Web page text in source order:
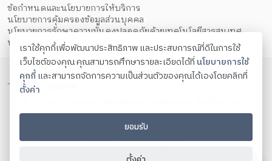
ข้อกำหนดและนโยบายการให้บริการ
นโยบายการคุ้มครองข้อมูลส่วนบุคคล
นโยบายการรักษาความมั่นคงปลอดภัยด้วยเทคโนโลยีสารสนเทศ
นโยบายคุกกี้
ตั้งค่าคุกกี้
วิทยาลัยป้องกันและปราบปรามยาเสพติดระหว่าง
57150
โทรศัพท์ 053-784 444 ต่อ 114 โทรสาร 053-642 133
Contact us:saraban_incc@oncb.go.th
เราใช้คุกกี้เพื่อพัฒนาประสิทธิภาพ และประสบการณ์ที่ดีในการใช้
เว็บไซต์ของคุณ คุณสามารถศึกษารายละเอียดได้ที่ นโยบายการใช้
คุกกี้และสามารถจัดการความเป็นส่วนตัวของคุณได้เองโดยคลิกที่
ตั้งค่า
ยอมรับ